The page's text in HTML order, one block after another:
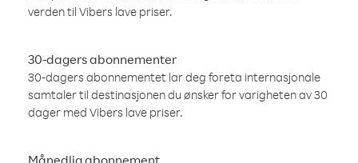
verden til Vibers lave priser.
30-dagers abonnementer
30-dagers abonnementet lar deg foreta internasjonale
samtaler til destinasjonen du ønsker for varigheten av 30
dager med Vibers lave priser.
Månedlig abonnement